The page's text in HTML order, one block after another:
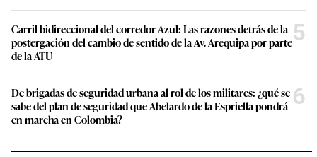
Carril bidireccional del corredor Azul: Las razones detrás de la
postergación del cambio de sentido de la Av. Arequipa por parte
de la ATU
5
De brigadas de seguridad urbana al rol de los militares: ¿qué se
sabe del plan de seguridad que Abelardo de la Espriella pondrá
en marcha en Colombia?
6